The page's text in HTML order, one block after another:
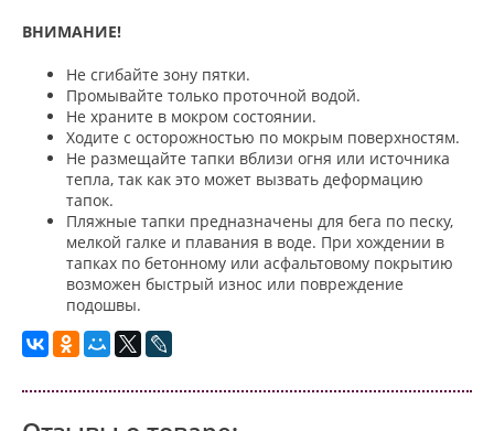
ВНИМАНИЕ!
Не сгибайте зону пятки.
Промывайте только проточной водой.
Не храните в мокром состоянии.
Ходите с осторожностью по мокрым поверхностям.
Не размещайте тапки вблизи огня или источника
тепла, так как это может вызвать деформацию
тапок.
Пляжные тапки предназначены для бега по песку,
мелкой галке и плавания в воде. При хождении в
тапках по бетонному или асфальтовому покрытию
возможен быстрый износ или повреждение
подошвы.